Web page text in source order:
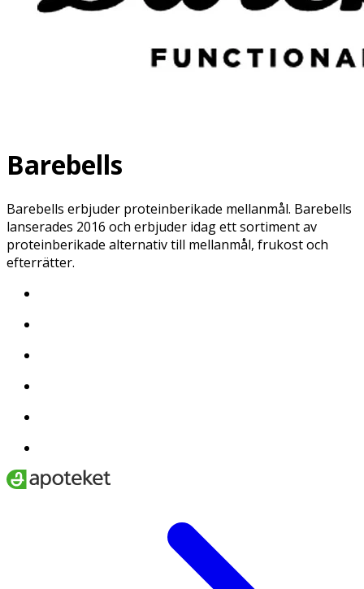
Barebells
Barebells erbjuder proteinberikade mellanmål. Barebells
lanserades 2016 och erbjuder idag ett sortiment av
proteinberikade alternativ till mellanmål, frukost och
efterrätter.